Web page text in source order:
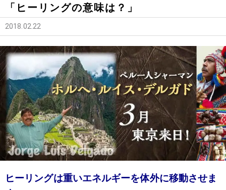
「ヒーリングの意味は？」
2018.02.22
ヒーリングは重いエネルギーを体外に移動させま